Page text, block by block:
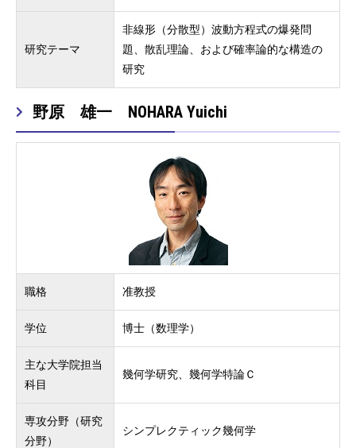
研究テーマ
非線形（分散型）波動方程式の爆発問
題、散乱理論、および確率論的な構造の
研究
野原 雄一 NOHARA Yuichi
職格 准教授
学位 博士（数理学）
主な大学院担当
科目
幾何学研究、幾何学特論Ｃ
専攻分野（研究
分野）
シンプレクティック幾何学